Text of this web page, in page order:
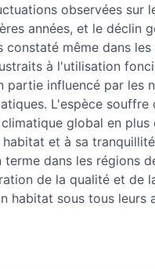
observées sur
années, et le déclin
constaté même dans les
à l'utilisation
partie influencé par les
L'espèce souffre
global en plus
et à sa
terme dans les régions
de la qualité et de
habitat sous tous leurs